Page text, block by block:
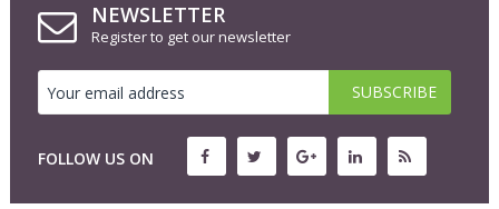
NEWSLETTER
Register to get our newsletter
FOLLOW US ON